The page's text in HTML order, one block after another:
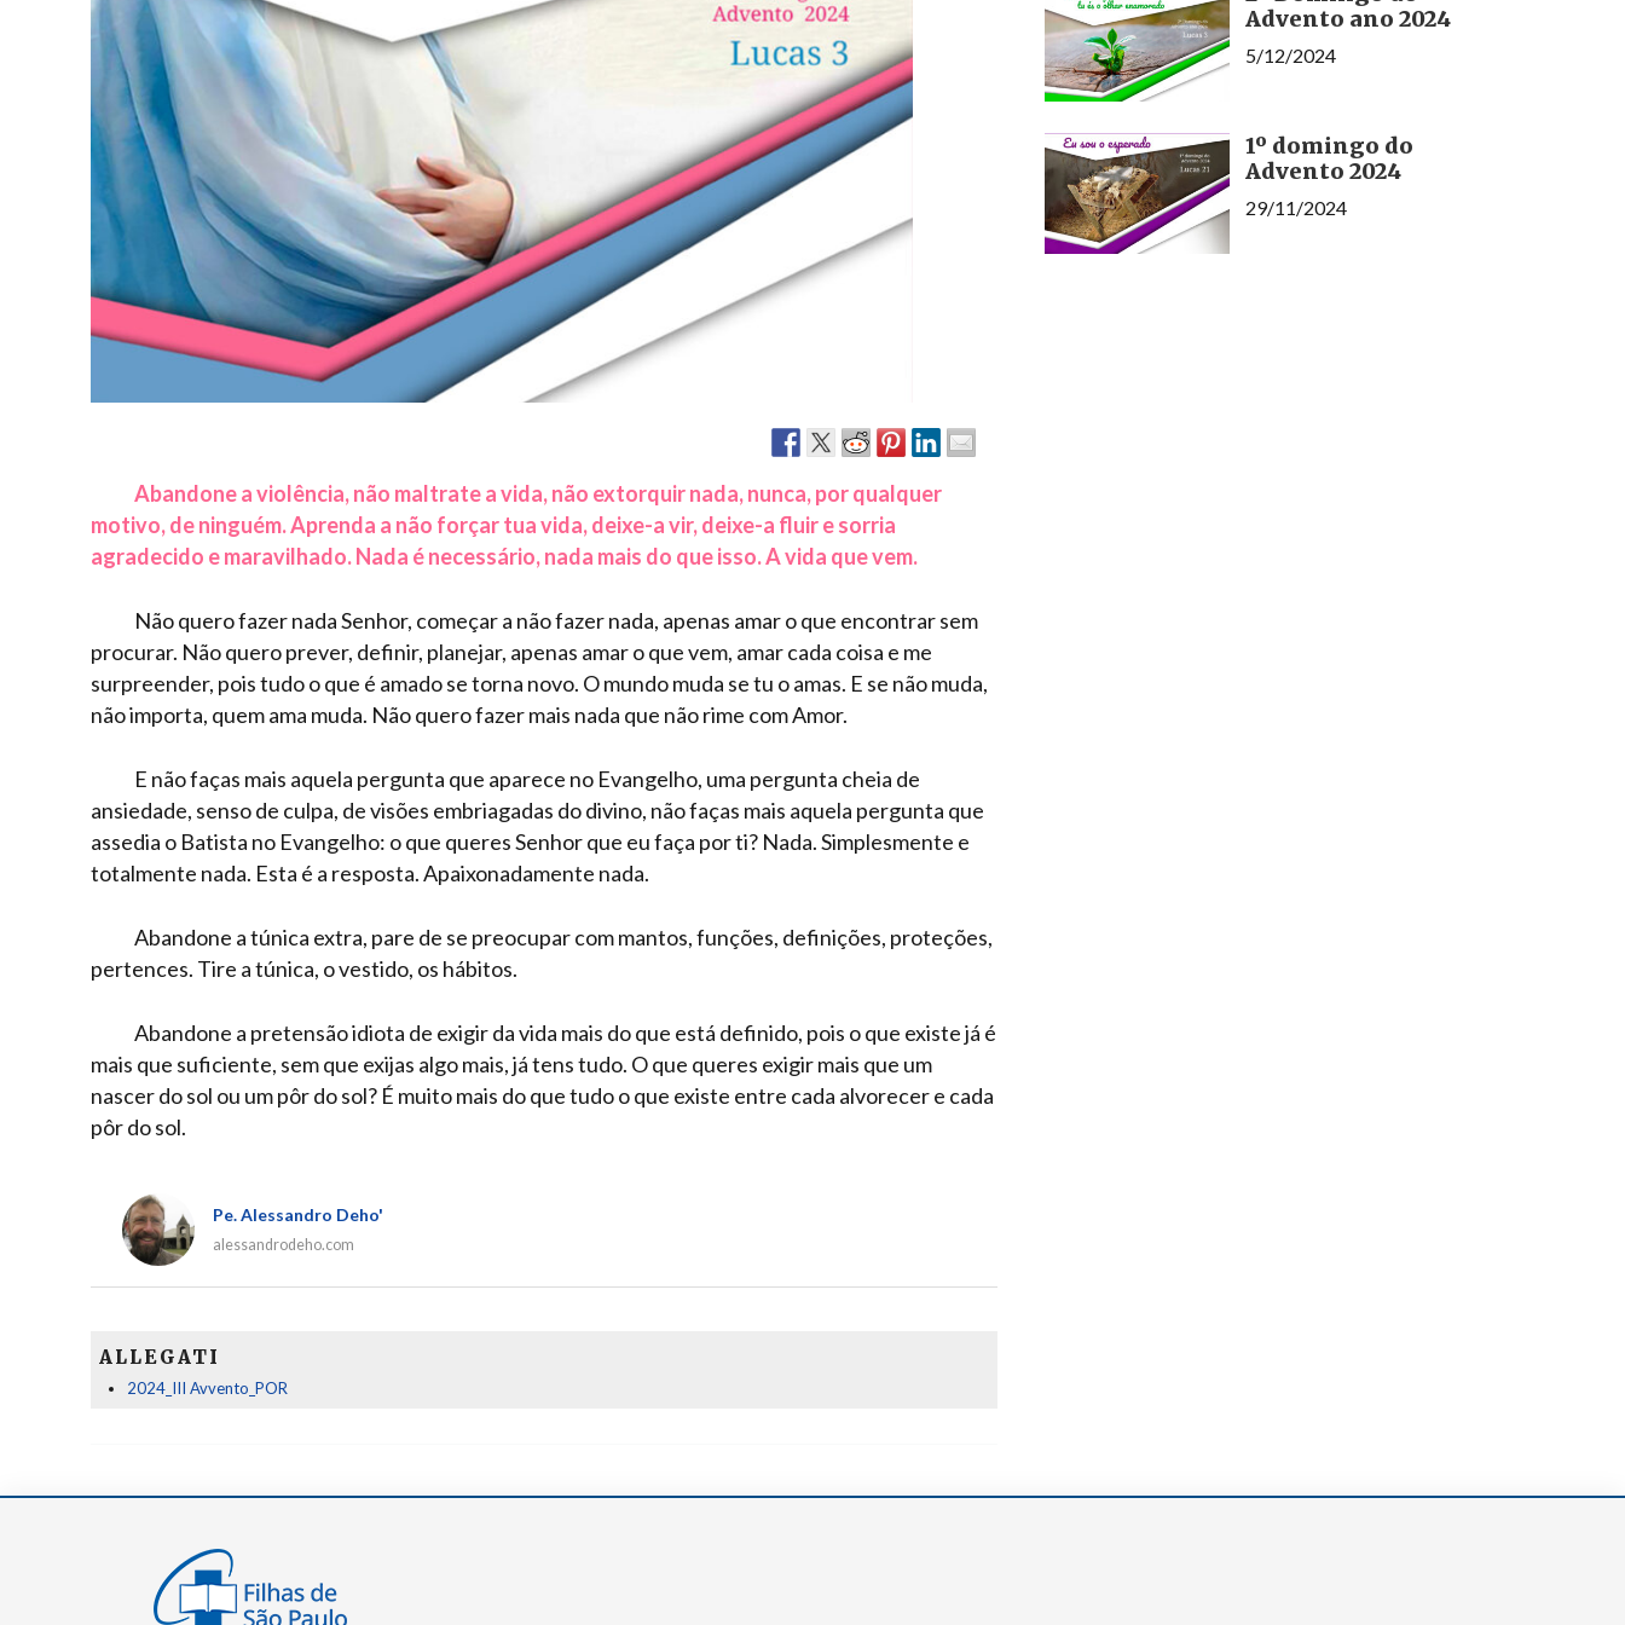
Narzole
San Lorenzo di Fossano
Abandone a violência, não maltrate a vida, não extorquir nada, nunca, por qualquer
motivo, de ninguém. Aprenda a não forçar tua vida, deixe-a vir, deixe-a fluir e sorria
agradecido e maravilhado. Nada é necessário, nada mais do que isso. A vida que vem.
Não quero fazer nada Senhor, começar a não fazer nada, apenas amar o que encontrar sem
procurar. Não quero prever, definir, planejar, apenas amar o que vem, amar cada coisa e me
surpreender, pois tudo o que é amado se torna novo. O mundo muda se tu o amas. E se não muda,
não importa, quem ama muda. Não quero fazer mais nada que não rime com Amor.
E não faças mais aquela pergunta que aparece no Evangelho, uma pergunta cheia de
ansiedade, senso de culpa, de visões embriagadas do divino, não faças mais aquela pergunta que
assedia o Batista no Evangelho: o que queres Senhor que eu faça por ti? Nada. Simplesmente e
totalmente nada. Esta é a resposta. Apaixonadamente nada.
Abandone a túnica extra, pare de se preocupar com mantos, funções, definições, proteções,
pertences. Tire a túnica, o vestido, os hábitos.
Abandone a pretensão idiota de exigir da vida mais do que está definido, pois o que existe já é
mais que suficiente, sem que exijas algo mais, já tens tudo. O que queres exigir mais que um
nascer do sol ou um pôr do sol? É muito mais do que tudo o que existe entre cada alvorecer e cada
pôr do sol.
Pe. Alessandro Deho'
alessandrodeho.com
ALLEGATI
2024_III Avvento_POR
Advento ano 2024
5/12/2024
1º domingo do
Advento 2024
29/11/2024